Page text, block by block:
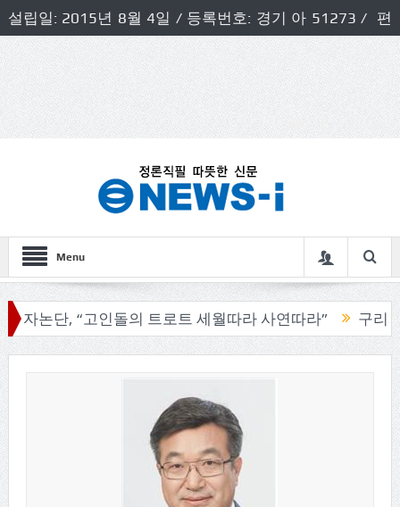
설립일: 2015년 8월 4일 / 등록번호: 경기 아 51273 / 편
집인 및 발행인: 허득천 / 개인정보책임자 및 청소년보호호
책임자: 최상규
Menu
단, “고인돌의 트로트 세월따라 사연따라” 구리시의회,